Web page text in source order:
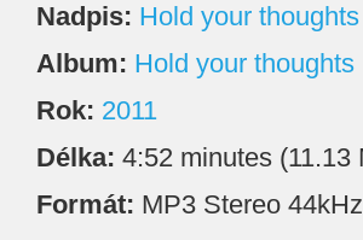
Nadpis: Hold your
Album: Hold your thoughts
Rok: 2011
Délka: 4:52 minutes (11.13
Formát: MP3 Stereo